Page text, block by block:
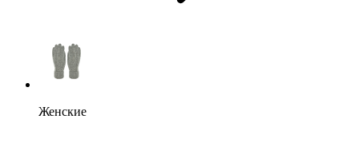
Женские